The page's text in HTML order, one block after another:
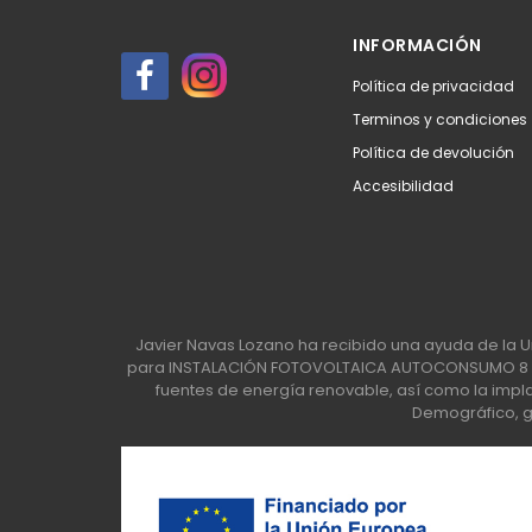
INFORMACIÓN
Política de privacidad
Terminos y condiciones
Política de devolución
Accesibilidad
Javier Navas Lozano ha recibido una ayuda de la
para INSTALACIÓN FOTOVOLTAICA
fuentes de energía renovable, así como la
Demográfico,